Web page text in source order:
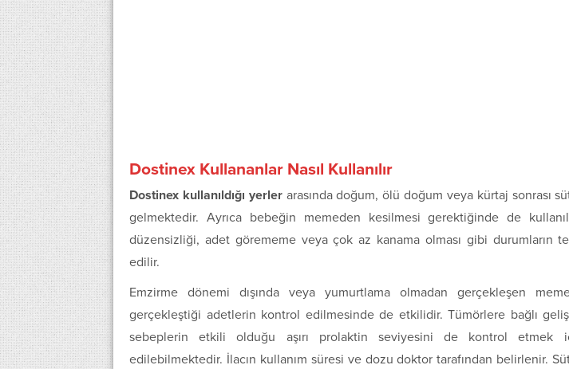
Dostinex Kullananlar Nasıl Kullanılır
Dostinex kullanıldığı yerlerarasında doğum, ölü doğum veya kürtaj sonrası
gelmektedir. Ayrıca bebeğin memeden kesilmesi gerektiğinde de
düzensizliği, adet görememe veya çok az kanama olması gibi durumların
edilir.
Emzirme dönemi dışında veya yumurtlama olmadan gerçekleşen
gerçekleştiği adetlerin kontrol edilmesinde de etkilidir. Tümörlere bağlı
sebeplerin etkili olduğu aşırı prolaktin seviyesini de kontrol etmek
edilebilmektedir. İlacın kullanım süresi ve dozu doktor tarafından belirlenir.